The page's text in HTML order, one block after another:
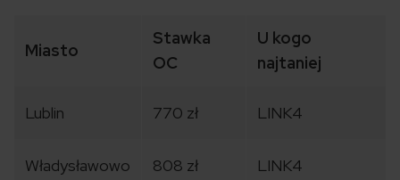
Miasto
Stawka
OC
U kogo
najtaniej
Lublin 770 zł LINK4
Władysławowo 808 zł LINK4